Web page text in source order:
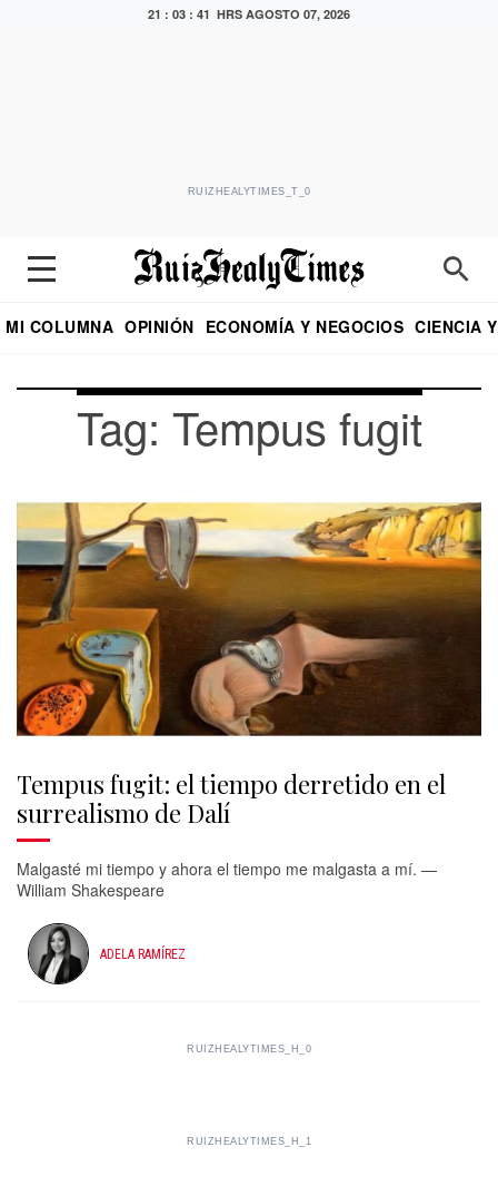
21 : 03 : 41 HRS AGOSTO 07, 2026
RUIZHEALYTIMES_T_0
MI COLUMNA OPINIÓN ECONOMÍA Y NEGOCIOS CIENCIA
Tag: Tempus fugit
Tempus fugit: el tiempo derretido en el
surrealismo de Dalí
Malgasté mi tiempo y ahora el tiempo me malgasta a mí. —
William Shakespeare
ADELA RAMÍREZ
RUIZHEALYTIMES_H_0
RUIZHEALYTIMES_H_1